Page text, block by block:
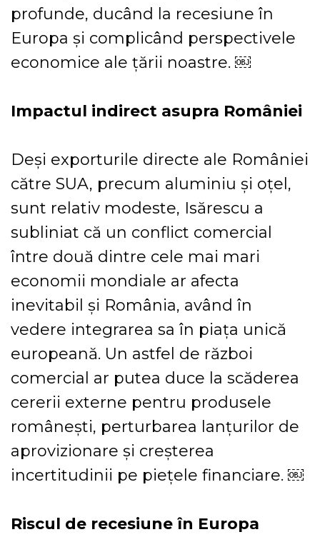
profunde, ducând la recesiune în
Europa și complicând perspectivele
economice ale țării noastre. ￼
Impactul indirect asupra României
Deși exporturile directe ale României
către SUA, precum aluminiu și oțel,
sunt relativ modeste, Isărescu a
subliniat că un conflict comercial
între două dintre cele mai mari
economii mondiale ar afecta
inevitabil și România, având în
vedere integrarea sa în piața unică
europeană. Un astfel de război
comercial ar putea duce la scăderea
cererii externe pentru produsele
românești, perturbarea lanțurilor de
aprovizionare și creșterea
incertitudinii pe piețele financiare. ￼
Riscul de recesiune în Europa